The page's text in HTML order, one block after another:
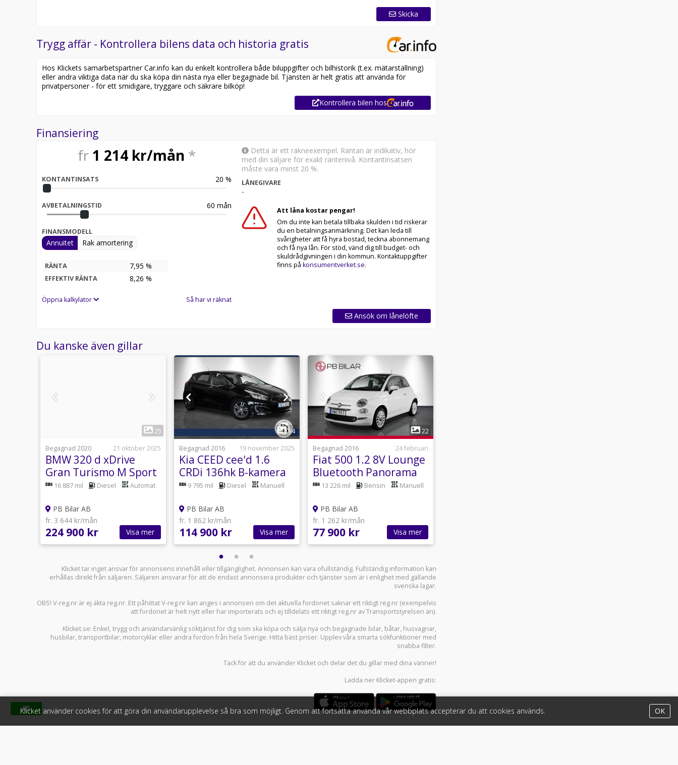
Välkommen till PB Bilar AB – ett familjeägt företag med över 20 års erfarenhet i branschen.
Skicka
Trygg affär - Kontrollera bilens data och historia gratis
Hos Klickets samarbetspartner Car.info kan du enkelt kontrollera både biluppgifter och bilhistorik (t.ex. mätarställning)
eller andra viktiga data när du ska köpa din nästa nya eller begagnade bil. Tjänsten är helt gratis att använda för
privatpersoner - för ett smidigare, tryggare och säkrare bilköp!
Kontrollera bilen hos
Finansiering
fr 1 214kr/mån *
KONTANTINSATS 20 %
AVBETALNINGSTID 60 mån
FINANSMODELL
Annuitet Rak amortering
RÄNTA 7,95 %
EFFEKTIV RÄNTA 8,26 %
Öppna kalkylator Så har vi räknat
Detta är ett räkneexempel. Räntan är indikativ, hör
med din säljare för exakt räntenivå. Kontantinsatsen
måste vara minst 20 %.
LÅNEGIVARE
-
Att låna kostar pengar!
Om du inte kan betala tillbaka skulden i tid riskerar
du en betalningsanmärkning. Det kan leda till
svårigheter att få hyra bostad, teckna abonnemang
och få nya lån. För stöd, vänd dig till budget- och
skuldrådgivningen i din kommun. Kontaktuppgifter
finns på konsumentverket.se.
Ansök om lånelöfte
Du kanske även gillar
25
Begagnad 2020
21 oktober 2025
BMW 320 d xDrive
Gran Turismo M Sport
HiFi Navi Skinn PDC
16 887 mil Diesel Automat
PB Bilar AB
fr. 3 644 kr/mån
224 900 kr Visa mer
1
14
Begagnad 2016
19 november 2025
Kia CEED cee'd 1.6
CRDi 136hk B-kamera
Bluetooth
9 795 mil Diesel Manuell
PB Bilar AB
fr. 1 862 kr/mån
114 900 kr Visa mer
1
22
Begagnad 2016
24 februari
Fiat 500 1.2 8V Lounge
Bluetooth Panorama
13 226 mil Bensin Manuell
PB Bilar AB
fr. 1 262 kr/mån
77 900 kr Visa mer
Klicket tar inget ansvar för annonsens innehåll eller tillgänglighet. Annonsen kan vara ofullständig. Fullständig information kan
erhållas direkt från säljaren. Säljaren ansvarar för att de endast annonsera produkter och tjänster som är i enlighet med gällande
svenska lagar.
OBS! V-reg.nr är ej äkta reg.nr. Ett påhittat V-reg.nr kan anges i annonsen om det aktuella fordonet saknar ett riktigt reg.nr (exempelvis
att fordonet är helt nytt eller har importerats och ej tilldelats ett riktigt reg.nr av Transportstyrelsen än).
Klicket.se: Enkel, trygg och användarvänlig söktjänst för dig som ska köpa och sälja nya och begagnade bilar, båtar, husvagnar,
husbilar,transportbilar, motorcyklar eller andra fordon från hela Sverige. Hitta bäst priser. Upplev våra smarta sökfunktioner med
snabba filter.
Tack för att du använder Klicket och delar det du gillar med dina vänner!
Ladda ner Klicket-appen gratis:
Klicket använder cookies för att göra din användarupplevelse så bra som möjligt. Genom att fortsätta använda vår webbplats accepterar du att cookies används. OK